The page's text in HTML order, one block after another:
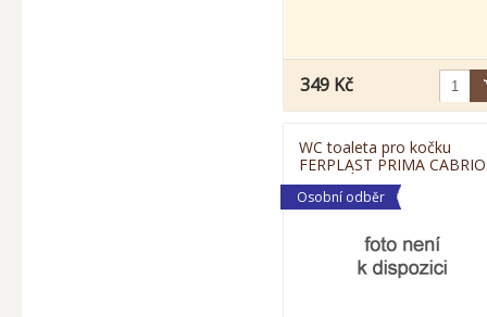
349 Kč
WC toaleta pro kočku
FERPLAST PRIMA CABRIO
MODRÁ 40x52x38cm
Osobní odběr